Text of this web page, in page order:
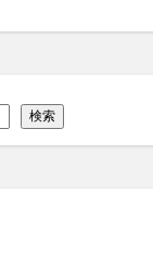
検索